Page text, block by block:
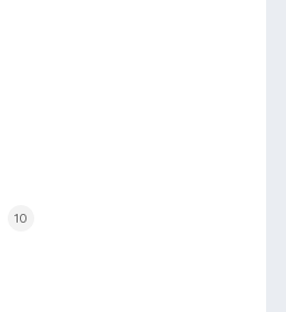
10